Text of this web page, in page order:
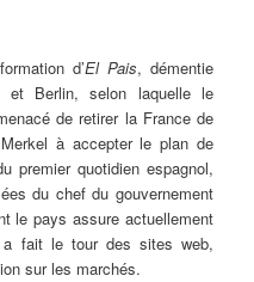
d’El Pais, démentie
et Berlin, selon laquelle le
de retirer la France de
à accepter le plan de
premier quotidien espagnol,
du chef du gouvernement
le pays assure actuellement
a fait le tour des sites web,
sur les marchés.